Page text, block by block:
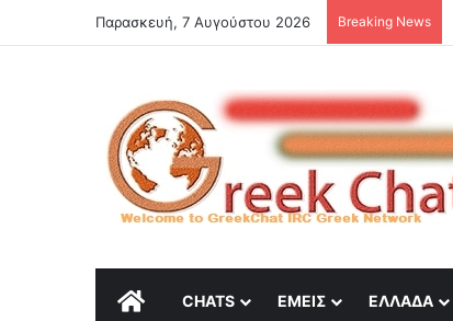
Παρασκευή, 7 Αυγούστου 2026 Breaking News
ΑΡΧΙΚΉCHATS ΕΜΕΊΣ ΕΛΛΆΔΑ